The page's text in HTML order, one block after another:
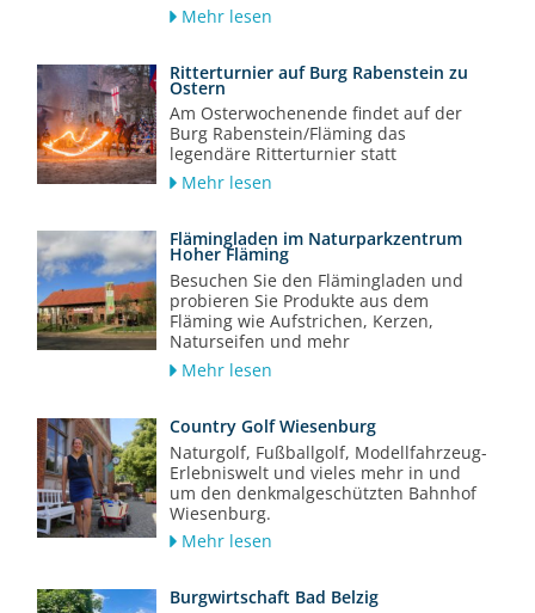
Mehr lesen
Ritterturnier auf Burg Rabenstein zu
Ostern
Am Osterwochenende findet auf der
Burg Rabenstein/Fläming das
legendäre Ritterturnier statt
Mehr lesen
Flämingladen im Naturparkzentrum
Hoher Fläming
Besuchen Sie den Flämingladen und
probieren Sie Produkte aus dem
Fläming wie Aufstrichen, Kerzen,
Naturseifen und mehr
Mehr lesen
Country Golf Wiesenburg
Naturgolf, Fußballgolf, Modellfahrzeug-
Erlebniswelt und vieles mehr in und
um den denkmalgeschützten Bahnhof
Wiesenburg.
Mehr lesen
Burgwirtschaft Bad Belzig